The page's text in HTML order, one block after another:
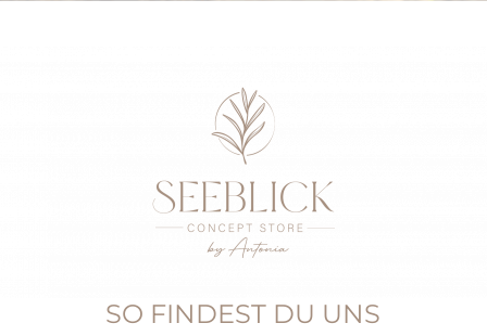
SO FINDEST DU UNS